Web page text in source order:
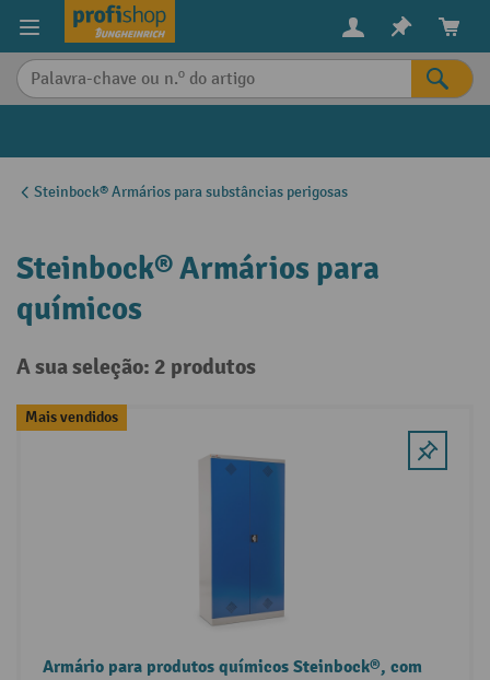
principal
Steinbock® Armários para substâncias perigosas
Steinbock® Armários para
químicos
A sua seleção: 2 produtos
Mais vendidos
Armário para produtos químicos Steinbock®, com